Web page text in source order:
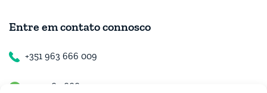
Entre em contato connosco
+351 963 666 009
+351 963 666 009